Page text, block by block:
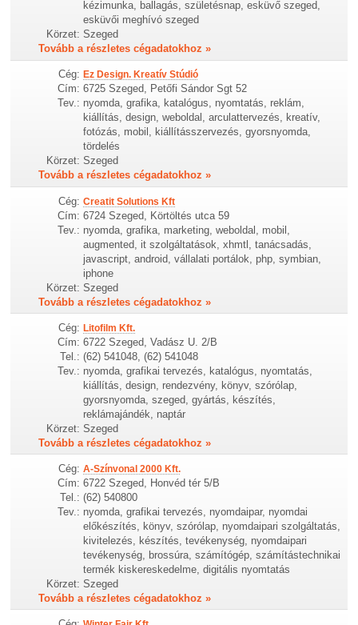
kézimunka, ballagás, születésnap, esküvő szeged,
esküvői meghívó szeged
Körzet: Szeged
Tovább a részletes cégadatokhoz »
Cég: Ez Design. Kreatív Stúdió
Cím: 6725 Szeged, Petőfi Sándor Sgt 52
Tev.: nyomda, grafika, katalógus, nyomtatás, reklám,
kiállítás, design, weboldal, arculattervezés, kreatív,
fotózás, mobil, kiállításszervezés, gyorsnyomda,
tördelés
Körzet: Szeged
Tovább a részletes cégadatokhoz »
Cég: Creatit Solutions Kft
Cím: 6724 Szeged, Körtöltés utca 59
Tev.: nyomda, grafika, marketing, weboldal, mobil,
augmented, it szolgáltatások, xhmtl, tanácsadás,
javascript, android, vállalati portálok, php, symbian,
iphone
Körzet: Szeged
Tovább a részletes cégadatokhoz »
Cég: Litofilm Kft.
Cím: 6722 Szeged, Vadász U. 2/B
Tel.: (62) 541048, (62) 541048
Tev.: nyomda, grafikai tervezés, katalógus, nyomtatás,
kiállítás, design, rendezvény, könyv, szórólap,
gyorsnyomda, szeged, gyártás, készítés,
reklámajándék, naptár
Körzet: Szeged
Tovább a részletes cégadatokhoz »
Cég: A-Színvonal 2000 Kft.
Cím: 6722 Szeged, Honvéd tér 5/B
Tel.: (62) 540800
Tev.: nyomda, grafikai tervezés, nyomdaipar, nyomdai
előkészítés, könyv, szórólap, nyomdaipari szolgáltatás,
kivitelezés, készítés, tevékenység, nyomdaipari
tevékenység, brossúra, számítógép, számítástechnikai
termék kiskereskedelme, digitális nyomtatás
Körzet: Szeged
Tovább a részletes cégadatokhoz »